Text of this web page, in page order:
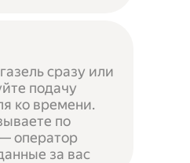
сразу или
подачу
ко времени.
по
оператор
за вас